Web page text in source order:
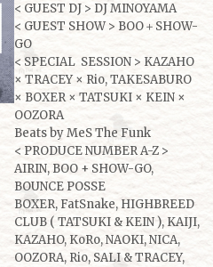
< GUEST DJ > DJ MINOYAMA
< GUEST SHOW > BOO＋SHOW-
GO
< SPECIAL SESSION > KAZAHO
× TRACEY × Rio, TAKESABURO
× BOXER × TATSUKI × KEIN ×
OOZORA
Beats by MeS The Funk
< PRODUCE NUMBER A-Z >
AIRIN, BOO + SHOW-GO,
BOUNCE POSSE
BOXER, FatSnake, HIGHBREED
CLUB ( TATSUKI & KEIN ), KAIJI,
KAZAHO, KoRo, NAOKI, NICA,
OOZORA, Rio, SALI & TRACEY,